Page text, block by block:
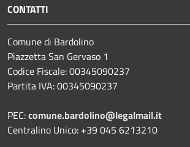
CONTATTI
Comune di Bardolino
Piazzetta San Gervaso 1
Codice Fiscale: 00345090237
Partita IVA: 00345090237
PEC:comune.bardolino@legalmail.it
Centralino Unico: +39 045 6213210